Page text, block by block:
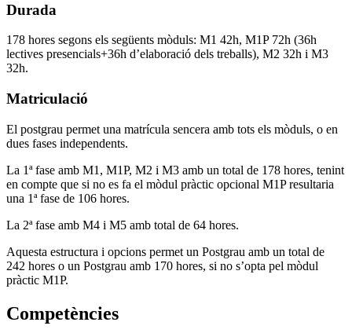
Durada
178 hores segons els següents mòduls: M1 42h, M1P 72h (36h
lectives presencials+36h d’elaboració dels treballs), M2 32h i M3
32h.
Matriculació
El postgrau permet una matrícula sencera amb tots els mòduls, o en
dues fases independents.
La 1ª fase amb M1, M1P, M2 i M3 amb un total de 178 hores, tenint
en compte que si no es fa el mòdul pràctic opcional M1P resultaria
una 1ª fase de 106 hores.
La 2ª fase amb M4 i M5 amb total de 64 hores.
Aquesta estructura i opcions permet un Postgrau amb un total de
242 hores o un Postgrau amb 170 hores, si no s’opta pel mòdul
pràctic M1P.
Competències